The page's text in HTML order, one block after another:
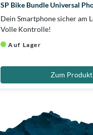
SP Bike Bundle Universal
Dein Smartphone sicher am
Volle Kontrolle!
Auf Lager
Zum Produkt